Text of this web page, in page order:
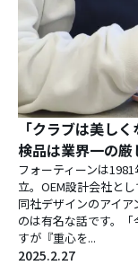
「クラブは美し
検品は業界一の厳
フォーティーンは
立。OEM設計会社と
同社デザインのアイ
のは有名な話です。
すが『重心を...
2025.2.27